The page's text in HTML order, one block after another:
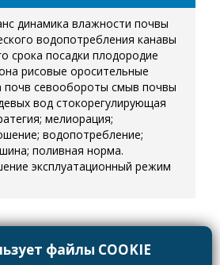
динамика влажности почвы
водопотребления канавы
срока посадки плодородие
рисовые оросительные
почв севообороты смыв почвы
вод стокорегулирующая
мелиорация;
водопотребление;
поливная норма.
эксплуатационный режим
файлы COOKIE